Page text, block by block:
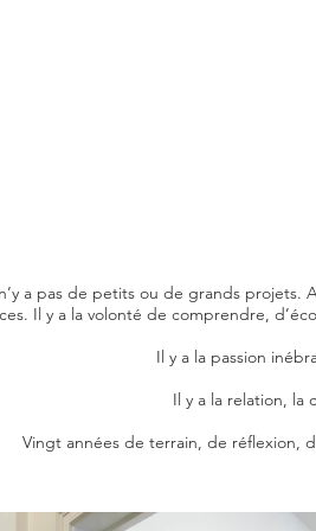
a pas de petits ou de grands projets.
Il y a la volonté de comprendre,
Il y a la passion
Il y a la relation, la
Vingt années de terrain, de réflexion,